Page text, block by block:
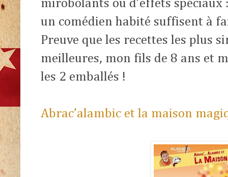
mirobolants ou d’effets
un comédien habité suffisent à
Preuve que les recettes les plus
meilleures, mon fils de 8 ans et
les 2 emballés !
Abrac’alambic et la maison